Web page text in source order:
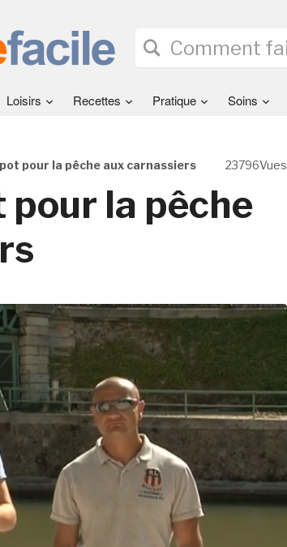
Loisirs Recettes Pratique Soins
23796Vues
pour la pêche aux carnassiers
pour la pêche